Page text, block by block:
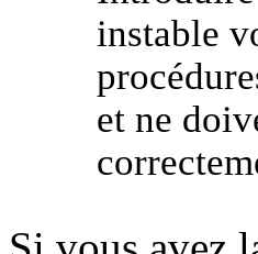
instable
et ne